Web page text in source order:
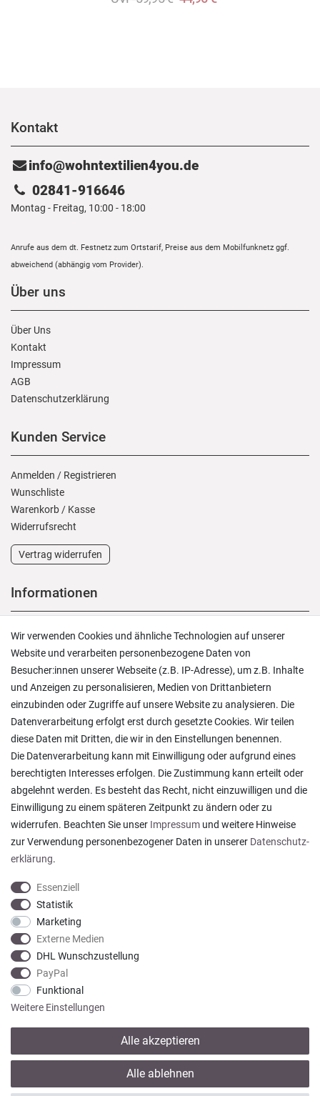
Kontakt
info@wohntextilien4you.de
02841-916646
Montag - Freitag, 10:00 - 18:00
Anrufe aus dem dt. Festnetz zum Ortstarif, Preise aus dem Mobilfunknetz ggf.
abweichend (abhängig vom Provider).
Über uns
Über Uns
Kontakt
Impressum
AGB
Daten­schutz­erklärung
Kunden Service
Anmelden / Registrieren
Wunschliste
Warenkorb / Kasse
Widerrufs­recht
Vertrag widerrufen
Informationen
Versand und Zahlung
Rücksendungen
Lieferung in die Schweiz
Pflegesymbole
Lagerverkauf
Ratgeber & News
Ein einfach toller Service - prompte Lieferung und
sogar mit Pflegehinweis!
Datum der Veröffentlichung: 05.08.2026
Datum der Kauferfahrung: 29.07.2026
922 Bewertungen
Wir verwenden Cookies und ähnliche Technologien auf unserer
Website und verarbeiten personenbezogene Daten von
Besucher:innen unserer Webseite (z.B. IP-Adresse), um z.B. Inhalte
und Anzeigen zu personalisieren, Medien von Drittanbietern
einzubinden oder Zugriffe auf unsere Website zu analysieren. Die
Datenverarbeitung erfolgt erst durch gesetzte Cookies. Wir teilen
diese Daten mit Dritten, die wir in den Einstellungen benennen.
Die Datenverarbeitung kann mit Einwilligung oder aufgrund eines
berechtigten Interesses erfolgen. Die Zustimmung kann erteilt oder
abgelehnt werden. Es besteht das Recht, nicht einzuwilligen und die
Einwilligung zu einem späteren Zeitpunkt zu ändern oder zu
widerrufen. Beachten Sie unser Impressum und weitere Hinweise
zur Verwendung personenbezogener Daten in unserer Daten­schutz­
erklärung.
Essenziell
Statistik
Marketing
Externe Medien
DHL Wunschzustellung
PayPal
Funktional
Weitere Einstellungen
Alle akzeptieren
Alle ablehnen
* Alle Preise verstehen sich inkl. gesetzl. MwSt. zzgl.
© copyright 2013-2026 Wohntextilien4You GmbH / Alle Rechte vorbehalten /